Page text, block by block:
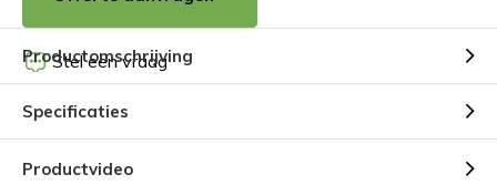
Stel een vraag
Productomschrijving
Specificaties
Productvideo